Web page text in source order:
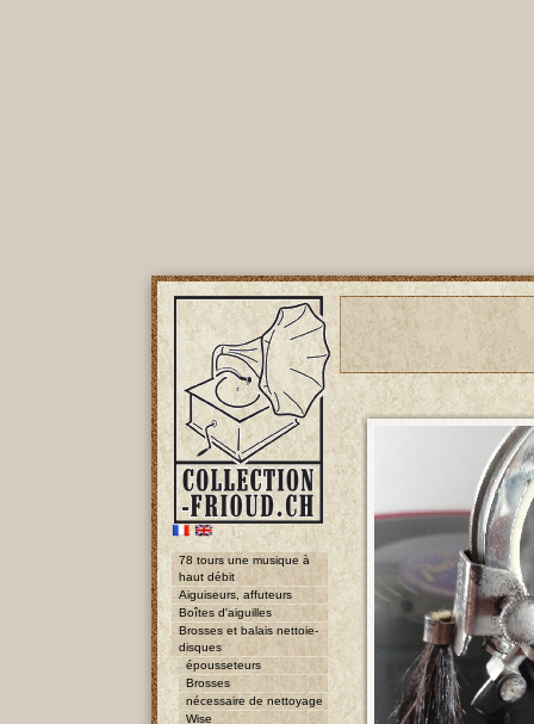
78 tours une musique à
haut débit
Aiguiseurs, affuteurs
Boîtes d'aiguilles
Brosses et balais nettoie-
disques
épousseteurs
Brosses
nécessaire de nettoyage
Wise